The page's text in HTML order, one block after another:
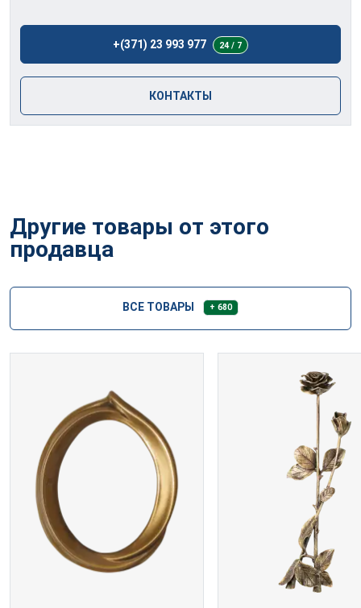
+(371) 23 993 977 24 / 7
КОНТАКТЫ
Другие товары от этого
продавца
ВСЕ ТОВАРЫ + 680